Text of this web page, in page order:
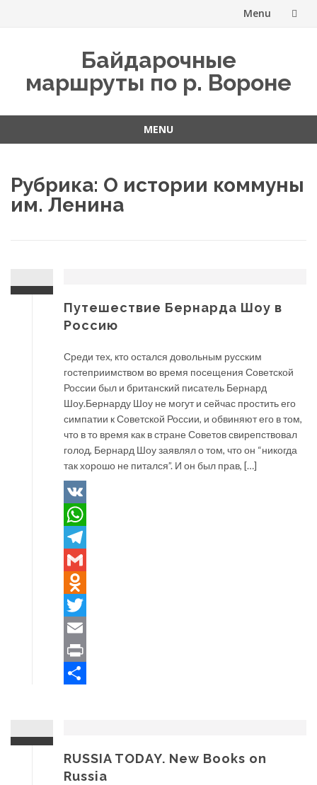
Menu
content
Байдарочные
маршруты по р. Вороне
MENU
content
Рубрика: О истории коммуны
им. Ленина
Путешествие Бернарда Шоу в
Россию
Среди тех, кто остался довольным русским
гостеприимством во время посещения Советской
России был и британский писатель Бернард
Шоу.Бернарду Шоу не могут и сейчас простить его
симпатии к Советской России, и обвиняют его в том,
что в то время как в стране Советов свирепствовал
голод, Бернард Шоу заявлял о том, что он “никогда
так хорошо не питался”. И он был прав, […]
VK
WhatsApp
Telegram
Gmail
Odnoklassniki
Twitter
Email
Print
RUSSIA TODAY. New Books on
Russia